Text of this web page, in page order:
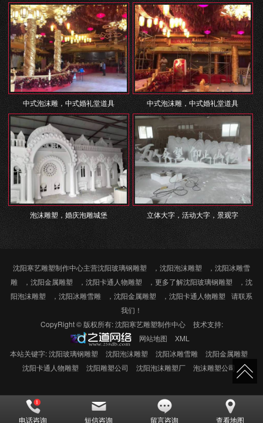
中式泡沫雕，中式婚礼堂道具 中式泡沫雕，中式婚礼堂道具
泡沫雕塑，婚庆泡雕城堡 立体大字，活动大字，景观字
沈阳寒艺雕塑制作中心主营沈阳玻璃钢雕塑 ， 沈阳泡沫雕塑 ， 沈阳冰雕雪
雕
， 沈阳金属雕塑 ， 沈阳卡通人物雕塑 ，更多了解沈阳玻璃钢雕塑 ， 沈
阳泡沫雕塑
， 沈阳冰雕雪雕 ， 沈阳金属雕塑 ， 沈阳卡通人物雕塑
请联系
我们！
CopyRight © 版权所有:沈阳寒艺雕塑制作中心
技术支持:
网站地图
XML
本站关键字:沈阳玻璃钢雕塑 沈阳泡沫雕塑 沈阳冰雕雪雕
沈阳金属雕塑
沈阳卡通人物雕塑
沈阳雕塑公司 沈阳泡沫雕塑厂 泡沫雕塑公司
电话咨询 短信咨询 留言咨询 查看地图